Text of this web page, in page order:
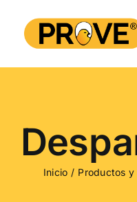
contenido
Acerca de
Noticias
Inicio Productos y